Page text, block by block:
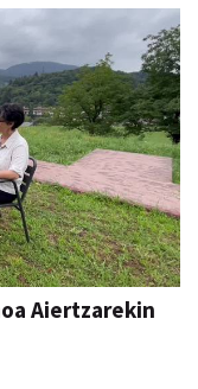
Aiertzarekin